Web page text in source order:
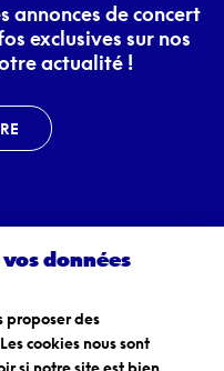
annonces de concert
exclusives sur nos
actualité !
Linkedin
données
proposer des
cookies nous sont
si notre site est bien